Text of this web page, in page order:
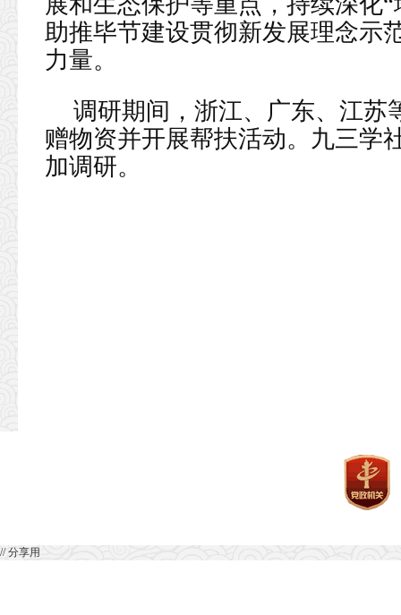
助推毕节建设贯彻新发展理念示
力量。
调研期间，浙江、广东、江苏
赠物资并开展帮扶活动。九三学
加调研。
// 分享用